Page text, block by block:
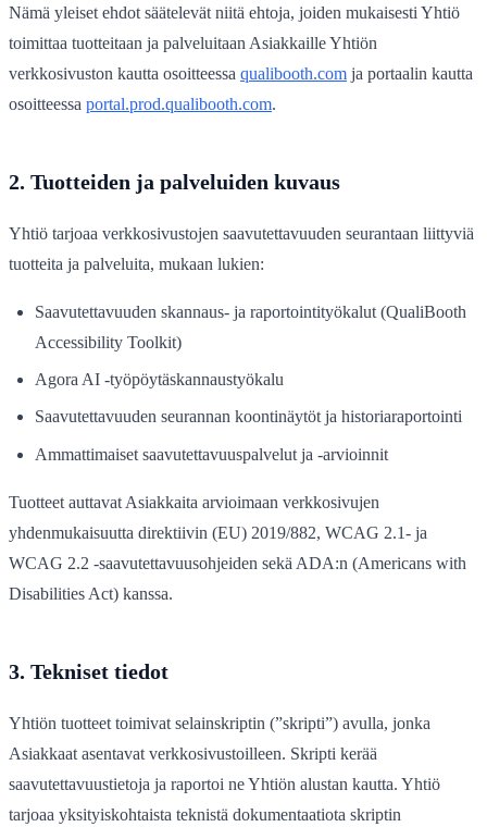
Nämä yleiset ehdot säätelevät niitä ehtoja, joiden mukaisesti Yhtiö
toimittaa tuotteitaan ja palveluitaan Asiakkaille Yhtiön
verkkosivuston kautta osoitteessa qualibooth.com ja portaalin kautta
osoitteessa portal.prod.qualibooth.com.
2. Tuotteiden ja palveluiden kuvaus
Yhtiö tarjoaa verkkosivustojen saavutettavuuden seurantaan liittyviä
tuotteita ja palveluita, mukaan lukien:
Saavutettavuuden skannaus- ja raportointityökalut (QualiBooth
Accessibility Toolkit)
Agora AI -työpöytäskannaustyökalu
Saavutettavuuden seurannan koontinäytöt ja historiaraportointi
Ammattimaiset saavutettavuuspalvelut ja -arvioinnit
Tuotteet auttavat Asiakkaita arvioimaan verkkosivujen
yhdenmukaisuutta direktiivin (EU) 2019/882, WCAG 2.1- ja
WCAG 2.2 -saavutettavuusohjeiden sekä ADA:n (Americans with
Disabilities Act) kanssa.
3. Tekniset tiedot
Yhtiön tuotteet toimivat selainskriptin (”skripti”) avulla, jonka
Asiakkaat asentavat verkkosivustoilleen. Skripti kerää
saavutettavuustietoja ja raportoi ne Yhtiön alustan kautta. Yhtiö
tarjoaa yksityiskohtaista teknistä dokumentaatiota skriptin